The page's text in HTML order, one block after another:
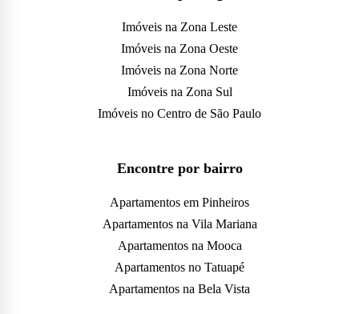
Imóveis na Zona Leste
Imóveis na Zona Oeste
Imóveis na Zona Norte
Imóveis na Zona Sul
Imóveis no Centro de São Paulo
Encontre por bairro
Apartamentos em Pinheiros
Apartamentos na Vila Mariana
Apartamentos na Mooca
Apartamentos no Tatuapé
Apartamentos na Bela Vista